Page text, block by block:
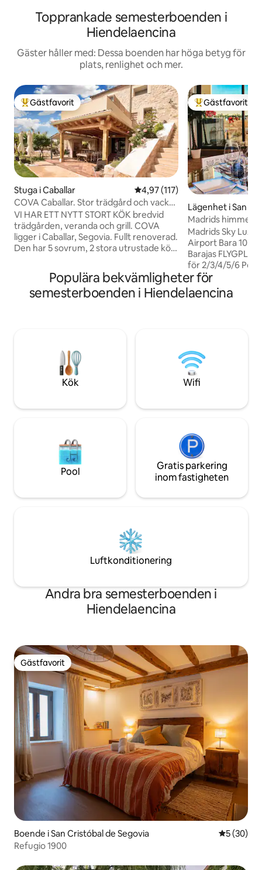
Topprankade semesterboenden i
Hiendelaencina
Gäster håller med: Dessa boenden har höga betyg för
plats, renlighet och mer.
Populär gästfavorit
Gästfavorit
Stuga i Caballar 4,97 av 5 i genomsnittligt
4,97 (117)
COVA Caballar. Stor trädgård och vackra
solnedgångar
VI HAR ETT NYTT STORT KÖK bredvid
trädgården, veranda och grill. COVA
ligger i Caballar, Segovia. Fullt renoverad.
Den har 5 sovrum, 2 stora utrustade kök,
separata vardagsrum, 3 badrum, toalett
och WiFi-anslutning. Det ligger 5 km från
Turégano. Och också mycket nära
Registreringsnummer C.R.-40/720
Populär
Gästfavorit
Lägenhet i San
los Reyes
Madrids himmel
min flygplats
Madrids Sky
Airport Bara 10
Barajas
för 2/3/4/5/6 Personer.
duplex som
Detta fantastiska
avantgarde-
utstrålar elegans
upplevelse som
Populära bekvämligheter för
semesterboenden i Hiendelaencina
Kök Wifi
Pool
Gratis parkering
inom fastigheten
Luftkonditionering
Andra bra semesterboenden i
Hiendelaencina
Gästfavorit
Gästfavorit
Boende i San Cristóbal de Segovia 5 av 5 i
5 (30)
Refugio 1900